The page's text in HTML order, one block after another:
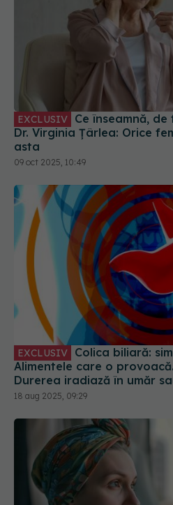
Dr. Virginia Țârlea: Orice
asta
09 oct 2025, 10:49
EXCLUSIV
Alimentele care o
Durerea iradiază în umăr
18 aug 2025, 09:29